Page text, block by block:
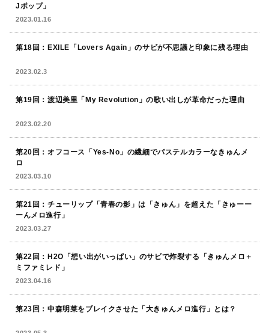
Jポップ」
2023.01.16
第18回：EXILE「Lovers Again」のサビが不思議と印象に残る理由
2023.02.3
第19回： 渡辺美里「My Revolution」の歌い出しが革命だった理由
2023.02.20
第20回： オフコース「Yes-No」の繊細でパステルカラーなきゅんメ
ロ
2023.03.10
第21回：チューリップ「青春の影」は「きゅん」を超えた「きゅーー
ーんメロ進行」
2023.03.27
第22回：H2O「想い出がいっぱい」のサビで炸裂する「きゅんメロ＋
ミファミレド」
2023.04.16
第23回：中森明菜をブレイクさせた「大きゅんメロ進行」とは？